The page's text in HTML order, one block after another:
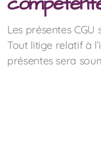
Les présentes
Tout litige relatif à
présentes sera